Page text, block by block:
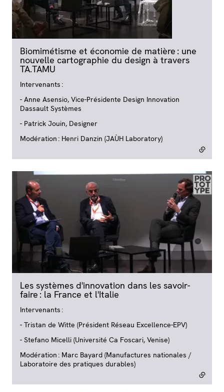
Biomimétisme et économie de matière : une
nouvelle cartographie du design à travers
TA.TAMU - lien externe
Intervenants :
- Anne Asensio, Vice-Présidente Design Innovation
Dassault Systèmes
- Patrick Jouin, Designer
Modération : Henri Danzin (JAÙH Laboratory)
Les systèmes d'innovation dans les savoir-
faire : la France et l'Italie
Intervenants :
- Tristan de Witte (Président Réseau Excellence-EPV)
- Stefano Micelli (Université Ca Foscari, Venise)
Modération : Marc Bayard (Manufactures nationales /
Laboratoire des pratiques durables)